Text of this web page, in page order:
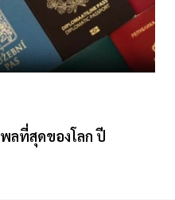
ลที่สุดของโลก ปี